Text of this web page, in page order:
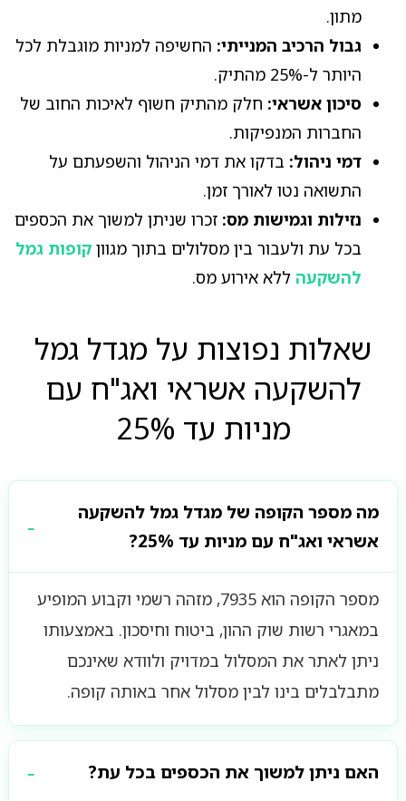
מתון.
גבול הרכיב המנייתי: החשיפה למניות מוגבלת לכל
היותר ל-25% מהתיק.
סיכון אשראי: חלק מהתיק חשוף לאיכות החוב של
החברות המנפיקות.
דמי ניהול: בדקו את דמי הניהול והשפעתם על
התשואה נטו לאורך זמן.
נזילות וגמישות מס: זכרו שניתן למשוך את הכספים
בכל עת ולעבור בין מסלולים בתוך מגוון קופות גמל
להשקעהללא אירוע מס.
שאלות נפוצות על מגדל גמל
להשקעה אשראי ואג"ח עם
מניות עד 25%
מה מספר הקופה של מגדל גמל להשקעה
אשראי ואג"ח עם מניות עד 25%?
מספר הקופה הוא 7935, מזהה רשמי וקבוע המופיע
במאגרי רשות שוק ההון, ביטוח וחיסכון. באמצעותו
ניתן לאתר את המסלול במדויק ולוודא שאינכם
מתבלבלים בינו לבין מסלול אחר באותה קופה.
האם ניתן למשוך את הכספים בכל עת?